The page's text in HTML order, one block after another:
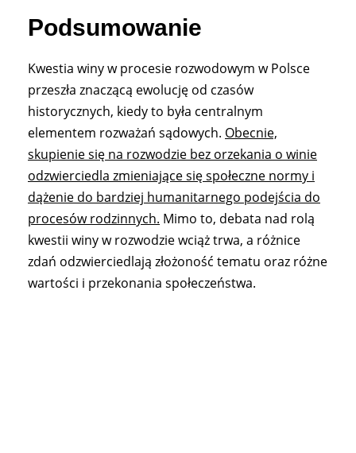
Podsumowanie
Kwestia winy w procesie rozwodowym w Polsce
przeszła znaczącą ewolucję od czasów
historycznych, kiedy to była centralnym
elementem rozważań sądowych. Obecnie,
skupienie się na rozwodzie bez orzekania o winie
odzwierciedla zmieniające się społeczne normy i
dążenie do bardziej humanitarnego podejścia do
procesów rodzinnych. Mimo to, debata nad rolą
kwestii winy w rozwodzie wciąż trwa, a różnice
zdań odzwierciedlają złożoność tematu oraz różne
wartości i przekonania społeczeństwa.